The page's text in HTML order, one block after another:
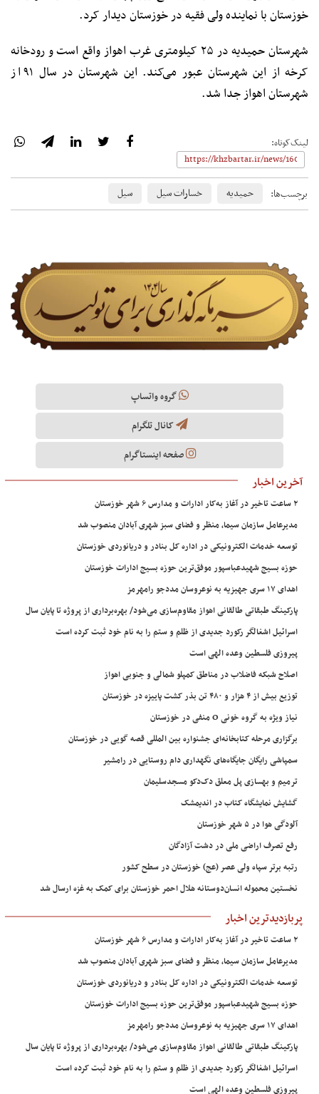
خوزستان با نماینده ولی فقیه در خوزستان دیدار کرد.
شهرستان حمیدیه در ۲۵ کیلومتری غرب اهواز واقع است و رودخانه
کرخه از این شهرستان عبور می‌کند. این شهرستان در سال ۹۱ از
شهرستان اهواز جدا شد.
لینک‌کوتاه:
برچسب‌ها: حمیدیه خسارات سیل سیل
گروه واتساپ
کانال تلگرام
صفحه اینستاگرام
آخرین اخبار
۲ ساعت تاخیر در آغاز به‌کار ادارات و مدارس ۶ شهر خوزستان
مدیرعامل سازمان سیما، منظر و فضای سبز شهری آبادان منصوب شد
توسعه خدمات الکترونیکی در اداره کل بنادر و دریانوردی خوزستان
حوزه بسیج شهیدعباسپور موفق‌ترین حوزه بسیج ادارات خوزستان
اهدای ۱۷ سری جهیزیه به نوعروسان مددجو رامهرمز
پارکینگ طبقاتی طالقانی اهواز مقاوم‌سازی می‌شود/ بهره‌برداری از پروژه تا پایان سال
اسرائیل اشغالگر رکورد جدیدی از ظلم و ستم را به نام خود ثبت کرده است
پیروزی فلسطین وعده الهی است
اصلاح شبکه فاضلاب در مناطق کمپلو شمالی و جنوبی اهواز
توزیع بیش از ۴ هزار و ۴۸۰ تن بذر کشت پاییزه در خوزستان
نیاز ویژه به گروه خونی O منفی در خوزستان
برگزاری مرحله کتابخانه‌ای جشنواره بین المللی قصه گویی در خوزستان
سمپاشی رایگان جایگاه‌های نگهداری دام روستایی در رامشیر
ترمیم و بهسازی پل معلق دک‌دکو مسجدسلیمان
گشایش نمایشگاه کتاب در اندیمشک
آلودگی هوا در ۵ شهر خوزستان
رفع تصرف اراضی ملی در دشت آزادگان
رتبه برتر سپاه ولی عصر (عج) خوزستان در سطح کشور
نخستین محموله انسان‌دوستانه هلال احمر خوزستان برای کمک به غزه ارسال شد
پربازدیدترین اخبار
۲ ساعت تاخیر در آغاز به‌کار ادارات و مدارس ۶ شهر خوزستان
مدیرعامل سازمان سیما، منظر و فضای سبز شهری آبادان منصوب شد
توسعه خدمات الکترونیکی در اداره کل بنادر و دریانوردی خوزستان
حوزه بسیج شهیدعباسپور موفق‌ترین حوزه بسیج ادارات خوزستان
اهدای ۱۷ سری جهیزیه به نوعروسان مددجو رامهرمز
پارکینگ طبقاتی طالقانی اهواز مقاوم‌سازی می‌شود/ بهره‌برداری از پروژه تا پایان سال
اسرائیل اشغالگر رکورد جدیدی از ظلم و ستم را به نام خود ثبت کرده است
پیروزی فلسطین وعده الهی است